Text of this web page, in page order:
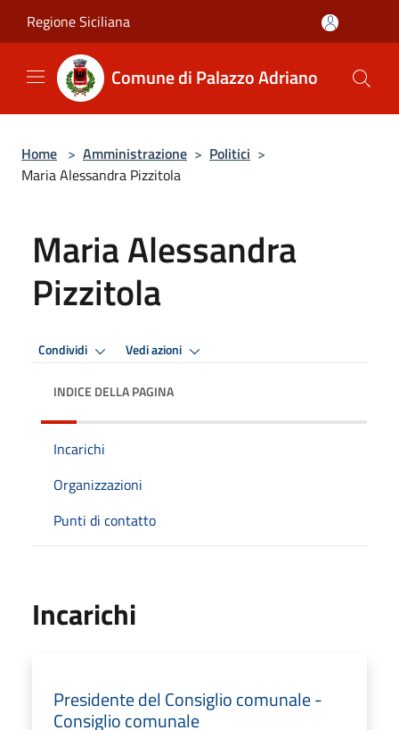
Regione Siciliana
Comune di Palazzo Adriano
Home > Amministrazione > Politici >
Maria Alessandra Pizzitola
Maria Alessandra
Pizzitola
Condividi Vedi azioni
INDICE DELLA PAGINA
Incarichi
Organizzazioni
Punti di contatto
Incarichi
Presidente del Consiglio comunale -
Consiglio comunale